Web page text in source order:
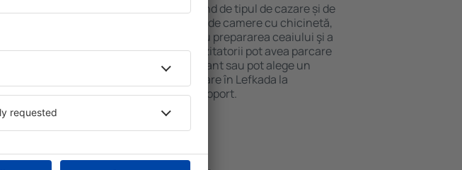
Facilitățile proprietăţilor în Lefkada depind de tipul de cazare și de
numărul de stele. Oaspeții pot beneficia de camere cu chicinetă,
balcon, aer condiționat, ustensile pentru prepararea ceaiului şi a
cafelei, prosoape și acces la internet. Vizitatorii pot avea parcare
gratuită, pot comanda o masă la restaurant sau pot alege un
hotel cu piscină. În plus, pot rezerva cazare în Lefkada la
proprietăți care oferă transport de la aeroport.